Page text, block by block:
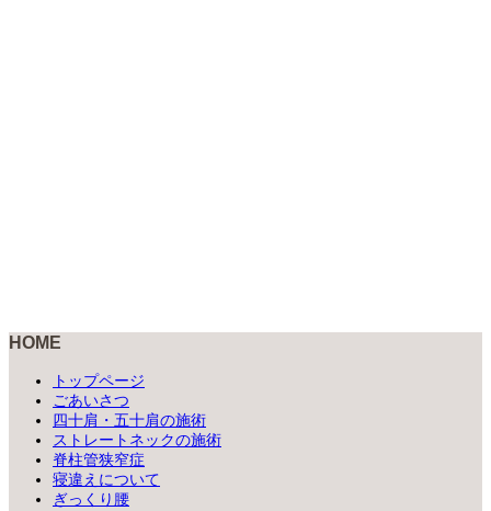
HOME
トップページ
ごあいさつ
四十肩・五十肩の施術
ストレートネックの施術
脊柱管狭窄症
寝違えについて
ぎっくり腰